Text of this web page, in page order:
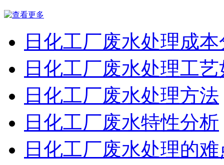
日化工厂废水处理成
日化工厂废水处理工
日化工厂废水处理方法
日化工厂废水特性分析
日化工厂废水处理的